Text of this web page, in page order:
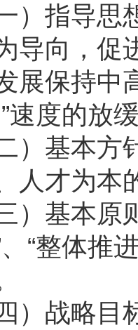
指导思想
导向，促
展保持中
速度的放
基本方针
人才为本
基本原则
、“整体推
战略目标